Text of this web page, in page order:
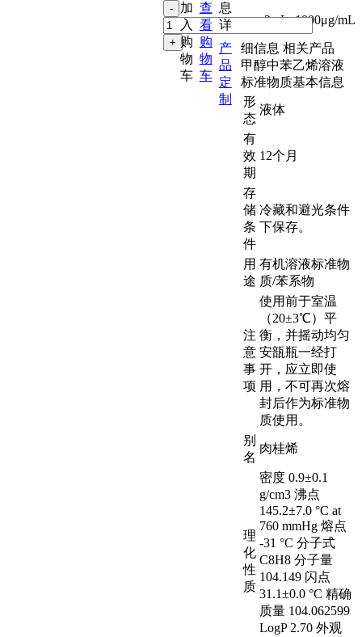
2mL,1000μg/mL
加
入
购
物
车
查
看
购
物
车
产
品
定
制
息
详
细信息 相关产品
甲醇中苯乙烯溶液
标准物质基本信息
形
态
液体
有
效
期
12个月
存
储
条
件
冷藏和避光条件
下保存。
用
途
有机溶液标准物
质/苯系物
注
意
事
项
使用前于室温
（20±3℃）平
衡，并摇动均匀
安瓿瓶一经打
开，应立即使
用，不可再次熔
封后作为标准物
质使用。
别
名
肉桂烯
理
化
性
质
密度 0.9±0.1
g/cm3 沸点
145.2±7.0 °C at
760 mmHg 熔点
-31 °C 分子式
C8H8 分子量
104.149 闪点
31.1±0.0 °C 精确
质量 104.062599
LogP 2.70 外观